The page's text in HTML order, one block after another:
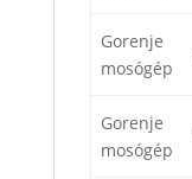
Gorenje
mosógép
Gorenje
mosógép